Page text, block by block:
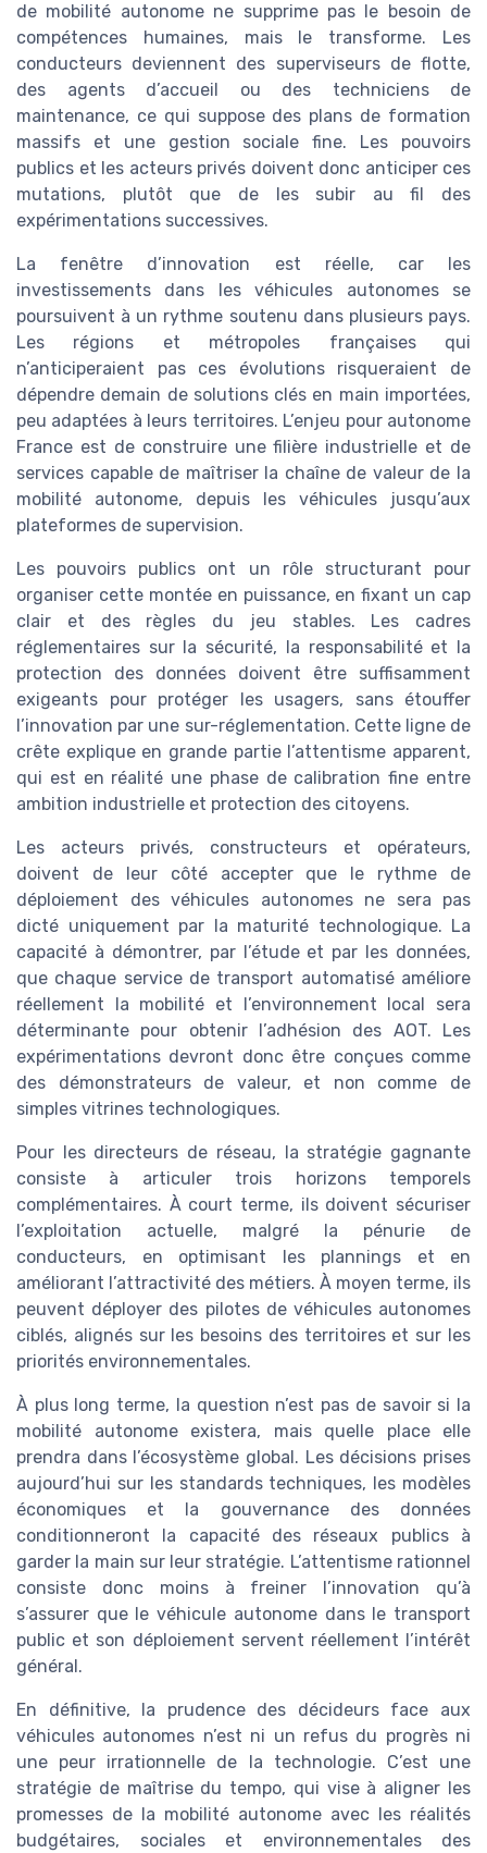
de mobilité autonome ne supprime pas le besoin de
compétences humaines, mais le transforme. Les
conducteurs deviennent des superviseurs de flotte,
des agents d’accueil ou des techniciens de
maintenance, ce qui suppose des plans de formation
massifs et une gestion sociale fine. Les pouvoirs
publics et les acteurs privés doivent donc anticiper ces
mutations, plutôt que de les subir au fil des
expérimentations successives.
La fenêtre d’innovation est réelle, car les
investissements dans les véhicules autonomes se
poursuivent à un rythme soutenu dans plusieurs pays.
Les régions et métropoles françaises qui
n’anticiperaient pas ces évolutions risqueraient de
dépendre demain de solutions clés en main importées,
peu adaptées à leurs territoires. L’enjeu pour autonome
France est de construire une filière industrielle et de
services capable de maîtriser la chaîne de valeur de la
mobilité autonome, depuis les véhicules jusqu’aux
plateformes de supervision.
Les pouvoirs publics ont un rôle structurant pour
organiser cette montée en puissance, en fixant un cap
clair et des règles du jeu stables. Les cadres
réglementaires sur la sécurité, la responsabilité et la
protection des données doivent être suffisamment
exigeants pour protéger les usagers, sans étouffer
l’innovation par une sur-réglementation. Cette ligne de
crête explique en grande partie l’attentisme apparent,
qui est en réalité une phase de calibration fine entre
ambition industrielle et protection des citoyens.
Les acteurs privés, constructeurs et opérateurs,
doivent de leur côté accepter que le rythme de
déploiement des véhicules autonomes ne sera pas
dicté uniquement par la maturité technologique. La
capacité à démontrer, par l’étude et par les données,
que chaque service de transport automatisé améliore
réellement la mobilité et l’environnement local sera
déterminante pour obtenir l’adhésion des AOT. Les
expérimentations devront donc être conçues comme
des démonstrateurs de valeur, et non comme de
simples vitrines technologiques.
Pour les directeurs de réseau, la stratégie gagnante
consiste à articuler trois horizons temporels
complémentaires. À court terme, ils doivent sécuriser
l’exploitation actuelle, malgré la pénurie de
conducteurs, en optimisant les plannings et en
améliorant l’attractivité des métiers. À moyen terme, ils
peuvent déployer des pilotes de véhicules autonomes
ciblés, alignés sur les besoins des territoires et sur les
priorités environnementales.
À plus long terme, la question n’est pas de savoir si la
mobilité autonome existera, mais quelle place elle
prendra dans l’écosystème global. Les décisions prises
aujourd’hui sur les standards techniques, les modèles
économiques et la gouvernance des données
conditionneront la capacité des réseaux publics à
garder la main sur leur stratégie. L’attentisme rationnel
consiste donc moins à freiner l’innovation qu’à
s’assurer que le véhicule autonome dans le transport
public et son déploiement servent réellement l’intérêt
général.
En définitive, la prudence des décideurs face aux
véhicules autonomes n’est ni un refus du progrès ni
une peur irrationnelle de la technologie. C’est une
stratégie de maîtrise du tempo, qui vise à aligner les
promesses de la mobilité autonome avec les réalités
budgétaires, sociales et environnementales des